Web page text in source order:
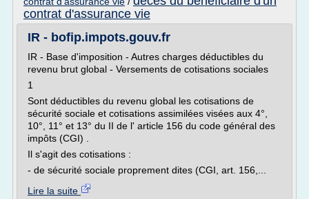
contrat d'assurance vie
IR - bofip.impots.gouv.fr
IR - Base d'imposition - Autres charges déductibles du
revenu brut global - Versements de cotisations sociales
1
Sont déductibles du revenu global les cotisations de
sécurité sociale et cotisations assimilées visées aux 4°,
10°, 11° et 13° du II de l' article 156 du code général des
impôts (CGI) .
Il s'agit des cotisations :
- de sécurité sociale proprement dites (CGI, art. 156,...
Lire la suite